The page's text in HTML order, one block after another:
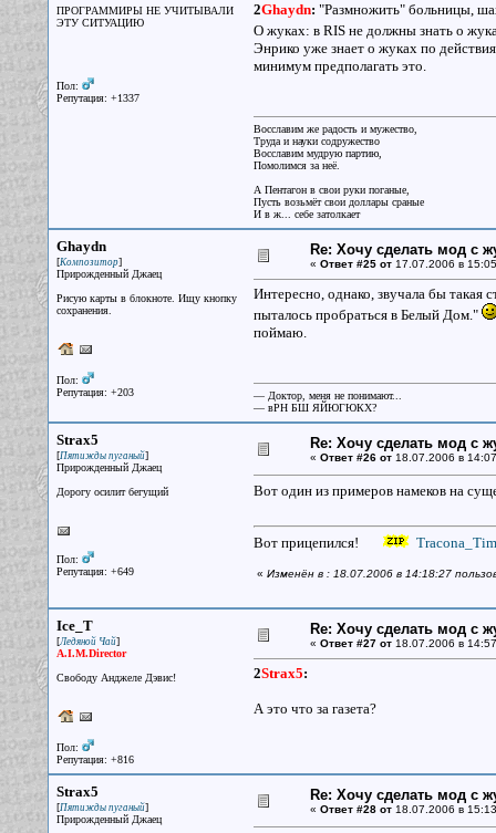
ПРОГРАММИРЫ НЕ УЧИТЫВАЛИ
ЭТУ СИТУАЦИЮ
Пол:
Репутация: +1337
2Ghaydn: "Размножить" больницы,
О жуках: в RIS не должны знать о
Энрико уже знает о жуках по
минимум предполагать это.
Восславим же радость и мужество,
Труда и науки содружество
Восславим мудрую партию,
Помолимся за неё.
А Пентагон в свои руки поганые,
Пусть возьмёт свои доллары сраные
И в ж... себе затолкает
Ghaydn
[Композитор]
Прирожденный Джаец
Рисую карты в блокноте. Ищу кнопку
сохранения.
Пол:
Репутация: +203
Re: Хочу сделать мод с
« Ответ #25 от17.07.2006 в
Интересно, однако, звучала бы такая
пыталось пробраться в Белый Дом."
поймаю.
— Доктор, меня не понимают...
— вРН БШ ЯЙЮГЮКХ?
Strax5
[Пятижды пуганый]
Прирожденный Джаец
Дорогу осилит бегущий
Пол:
Репутация: +649
Re: Хочу сделать мод с
« Ответ #26 от18.07.2006 в
Вот один из примеров намеков на
Вот прицепился!
« Изменён в : 18.07.2006 в 14:18:27
Ice_T
[Ледяной Чай]
A.I.M.Director
Свободу Анджеле Дэвис!
Пол:
Репутация: +816
Re: Хочу сделать мод с
« Ответ #27 от18.07.2006 в
2Strax5:
А это что за газета?
Strax5
[Пятижды пуганый]
Прирожденный Джаец
Re: Хочу сделать мод с
« Ответ #28 от18.07.2006 в